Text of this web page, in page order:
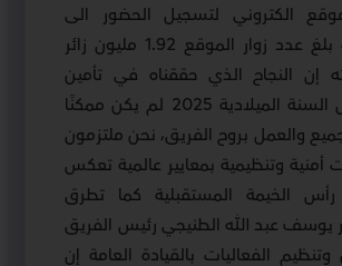
الكتروني لتسجيل الحضور الى
زوار الموقع 1.92 مليون زائر
إن النجاح الذي حققناه في تأمين
احتفالات رأس السنة الميلادية 2025 لم يكن ممكنًا
والعمل بروح الفريق، نحن ملتزمون
وتنظيمية بمعايير عالمية تعكس
الخيمة المستقبلية كما تطرق
عبد الله الطنيجي رئيس الفريق
الفعاليات بالقيادة العامة إن